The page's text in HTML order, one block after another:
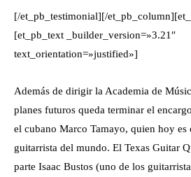
[/et_pb_testimonial][/
[et_pb_text _builder_version=»3.21″
text_orientation=»justified»]
Además de dirigir la Academia de
planes futuros queda terminar el
el cubano Marco Tamayo, quien hoy es
guitarrista del mundo. El Texas Guitar
parte Isaac Bustos (uno de los